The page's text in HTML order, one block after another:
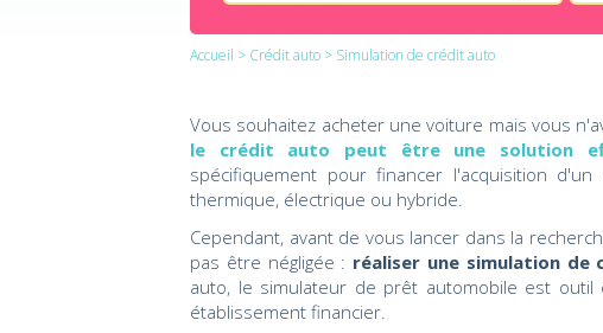
Accueil > Crédit auto > Simulation de crédit auto
Vous souhaitez acheter une voiture mais vous
le crédit auto peut être une solution
spécifiquement pour financer l'acquisition
thermique, électrique ou hybride.
Cependant, avant de vous lancer dans la
pas être négligée : réaliser une simulation de
auto, le simulateur de prêt automobile est
établissement financier.